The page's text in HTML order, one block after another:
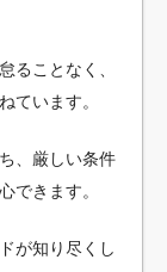
ることなく、
ています。
、厳しい条件
できます。
が知り尽くし